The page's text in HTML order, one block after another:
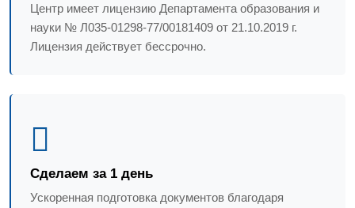
Центр имеет лицензию Департамента образования и
науки № Л035-01298-77/00181409 от 21.10.2019 г.
Лицензия действует бессрочно.
Сделаем за 1 день
Ускоренная подготовка документов благодаря